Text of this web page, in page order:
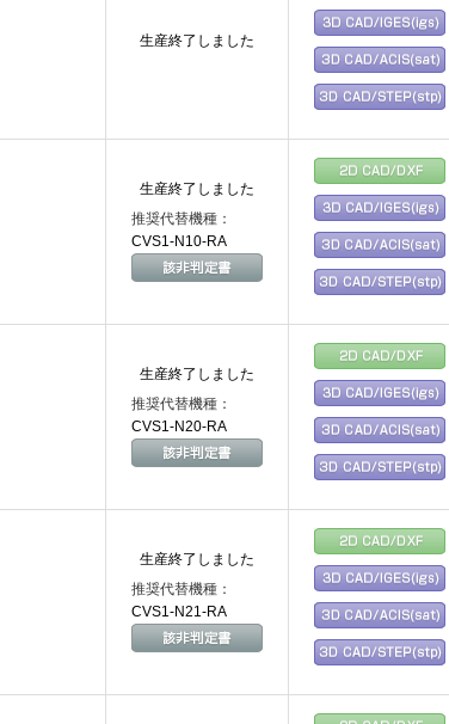
生産終了しました
生産終了しました
推奨代替機種：
CVS1-N10-RA
生産終了しました
推奨代替機種：
CVS1-N20-RA
生産終了しました
推奨代替機種：
CVS1-N21-RA